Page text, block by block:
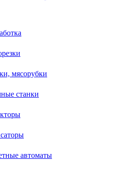
мясорубки
станки
автоматы